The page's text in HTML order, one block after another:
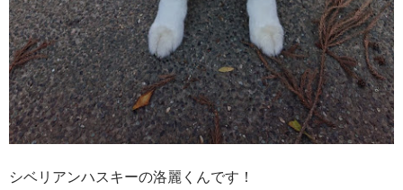
シベリアンハスキーの洛麗くんです！